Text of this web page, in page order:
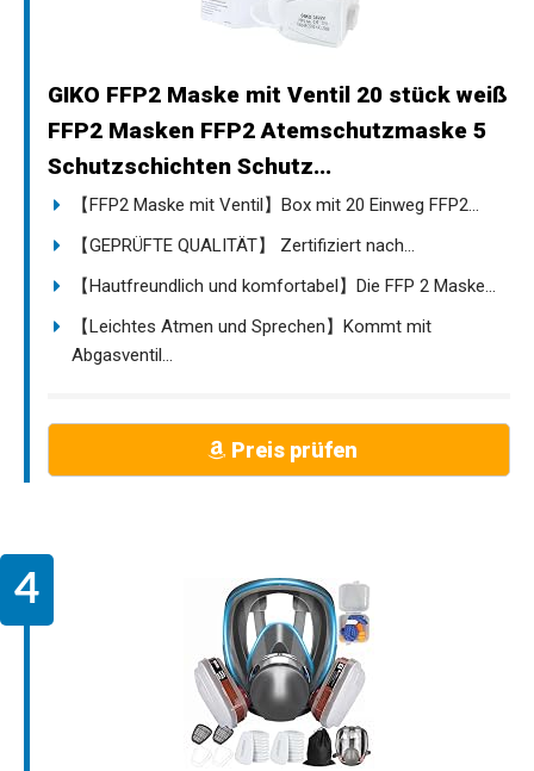
GIKO FFP2 Maske mit Ventil 20 stück weiß
FFP2 Masken FFP2 Atemschutzmaske 5
Schutzschichten Schutz...
【FFP2 Maske mit Ventil】Box mit 20 Einweg FFP2...
【GEPRÜFTE QUALITÄT】 Zertifiziert nach...
【Hautfreundlich und komfortabel】Die FFP 2 Maske...
【Leichtes Atmen und Sprechen】Kommt mit
Abgasventil...
Preis prüfen